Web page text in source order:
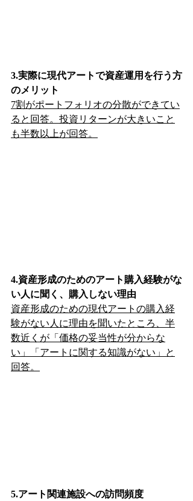
3.実際に現代アートで資産運用を行う方
のメリット
7割がポートフォリオの分散ができてい
ると回答。投資リターンが大きいこと
も半数以上が回答。
4.資産形成のためのアート購入経験がな
い人に聞く、購入しない理由
資産形成のための現代アートの購入経
験がない人に理由を聞いたところ、半
数近くが「価格の妥当性が分からな
い」「アートに関する知識がない」と
回答。
5.アート関連施設への訪問頻度